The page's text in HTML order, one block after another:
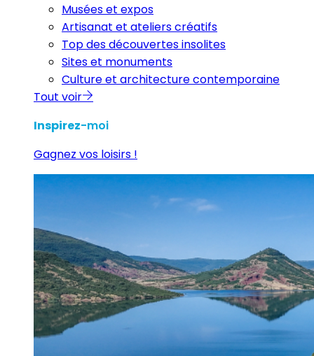
Musées et expos
Artisanat et ateliers créatifs
Top des découvertes insolites
Sites et monuments
Culture et architecture contemporaine
Tout voir
Inspirez-moi
Gagnez vos loisirs !